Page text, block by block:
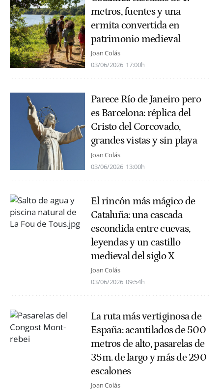
metros, fuentes y una
ermita convertida en
patrimonio medieval
Joan Colás
03/06/2026 17:00h
Parece Río de Janeiro pero
es Barcelona: réplica del
Cristo del Corcovado,
grandes vistas y sin playa
Joan Colás
03/06/2026 13:00h
El rincón más mágico de
Cataluña: una cascada
escondida entre cuevas,
leyendas y un castillo
medieval del siglo X
Joan Colás
03/06/2026 09:54h
La ruta más vertiginosa de
España: acantilados de 500
metros de alto, pasarelas de
35m. de largo y más de 290
escalones
Joan Colás